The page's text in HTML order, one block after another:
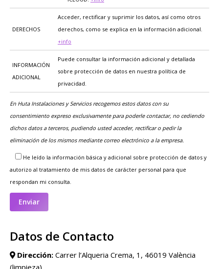
DERECHOS
Acceder, rectificar y suprimir los datos, así como otros
derechos, como se explica en la información adicional.
+info
INFORMACIÓN
ADICIONAL
Puede consultar la información adicional y detallada
sobre protección de datos en nuestra política de
privacidad.
En Huta Instalaciones y Servicios recogemos estos datos con su
consentimiento expreso exclusivamente para poderle contactar, no cediendo
dichos datos a terceros, pudiendo usted acceder, rectificar o pedir la
eliminación de los mismos mediante correo electrónico a la empresa.
He leído la información básica y adicional sobre protección de datos y
autorizo al tratamiento de mis datos de carácter personal para que
respondan mi consulta.
Datos de Contacto
Dirección: Carrer l’Alqueria Crema, 1, 46019 València
(limpieza)